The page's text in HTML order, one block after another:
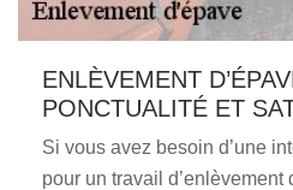
ENLÈVEMENT
PONCTUALITÉ ET
Si vous avez besoin d’une
pour un travail d’enlèvement